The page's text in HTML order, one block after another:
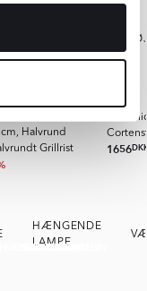
& UDENDØRS
ILDSKÅL
HAVEVÆRKTØJ
HAVEMØBLER
& FUGLEBADE
Halvrund
Grillrist
1656
HÆNGENDE
LAMPE
BELYSNING
HJEM DEKORATION
BORDLAMPE
STOL & SKAMMEL
LÆNESTOL